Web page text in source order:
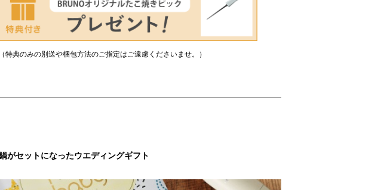
典のみの別送や梱包方法のご指定はご遠慮くださいませ。）
がセットになったウエディングギフト